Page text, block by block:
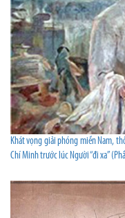
Khát vọng giải phóng miền Nam,
Chí Minh trước lúc Người “đi xa”